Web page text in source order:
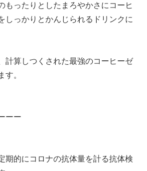
もったりとしたまろやかさにコーヒ
しっかりとかんじられるドリンクに
計算しつくされた最強のコーヒーゼ
す。
ーー
期的にコロナの抗体量を計る抗体検